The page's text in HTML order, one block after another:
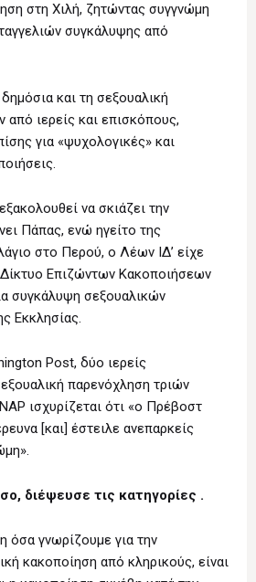
στη Χιλή, ζητώντας συγγνώμη
συγκάλυψης από
και τη σεξουαλική
ιερείς και επισκόπους,
για «ψυχολογικές» και
να σκιάζει την
Πάπας, ενώ ηγείτο της
στο Περού, ο Λέων ΙΔ’ είχε
Επιζώντων Κακοποιήσεων
συγκάλυψη σεξουαλικών
Εκκλησίας.
Post, δύο ιερείς
παρενόχληση τριών
ισχυρίζεται ότι «ο Πρέβοστ
[και] έστειλε ανεπαρκείς
διέψευσε τις κατηγορίες .
όσα γνωρίζουμε για την
κακοποίηση από κληρικούς, είναι